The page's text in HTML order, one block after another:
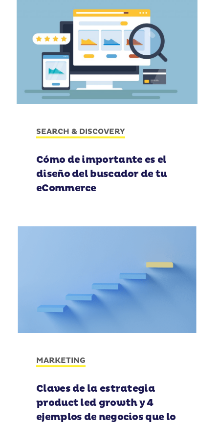
SEARCH & DISCOVERY
Cómo de importante es el
diseño del buscador de tu
eCommerce
MARKETING
Claves de la estrategia
product led growth y 4
ejemplos de negocios que lo